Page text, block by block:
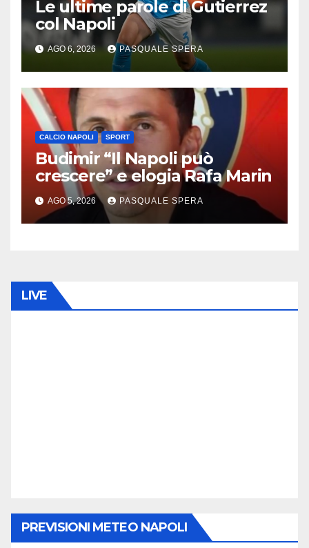
Le ultime parole di Gutierrez
col Napoli
AGO 6, 2026 PASQUALE SPERA
CALCIO NAPOLI SPORT
Budimir “Il Napoli può
crescere” e elogia Rafa Marin
AGO 5, 2026 PASQUALE SPERA
LIVE
PREVISIONI METEO NAPOLI